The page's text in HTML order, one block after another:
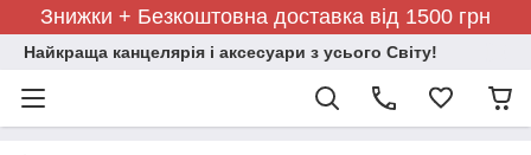
Знижки + Безкоштовна доставка від 1500 грн
Найкраща канцелярія і аксесуари з усього Світу!